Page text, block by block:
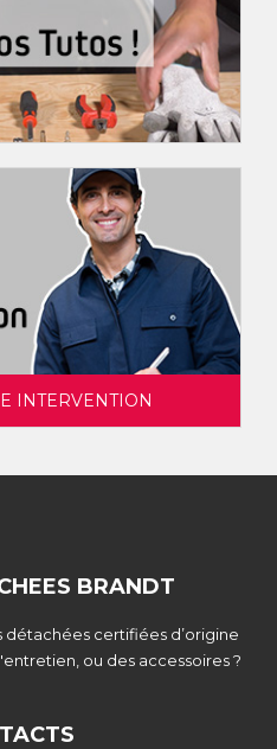
INTERVENTION
BRANDT
certifiées d’origine
ou des accessoires ?